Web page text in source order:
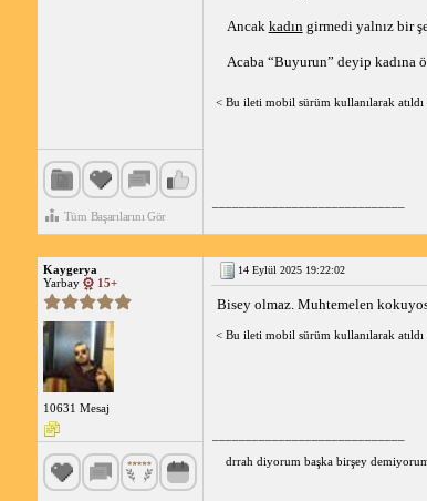
Tüm Başarılarını Gör
Ancak kadın girmedi yalnız bir
Acaba “Buyurun” deyip
< Bu ileti mobil sürüm kullanılarak atıldı
Kaygerya
Yarbay
15+
10631 Mesaj
14 Eylül 2025 19:22:02
Bisey olmaz. Muhtemelen
< Bu ileti mobil sürüm kullanılarak atıldı
drrah diyorum başka birşey